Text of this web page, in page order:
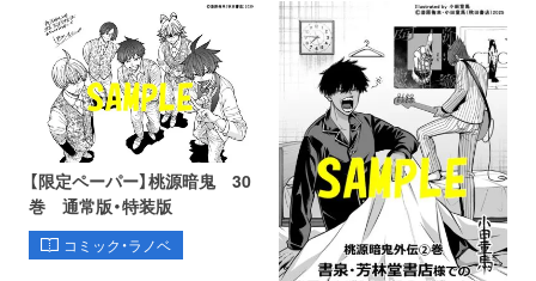
【限定ペーパー】桃源暗鬼 30
巻 通常版・特装版
コミック・ラノベ